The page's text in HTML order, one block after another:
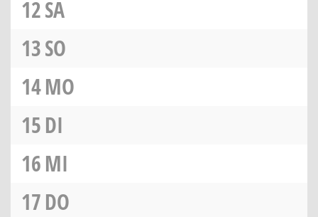
12SA
13SO
14MO
15DI
16MI
17DO